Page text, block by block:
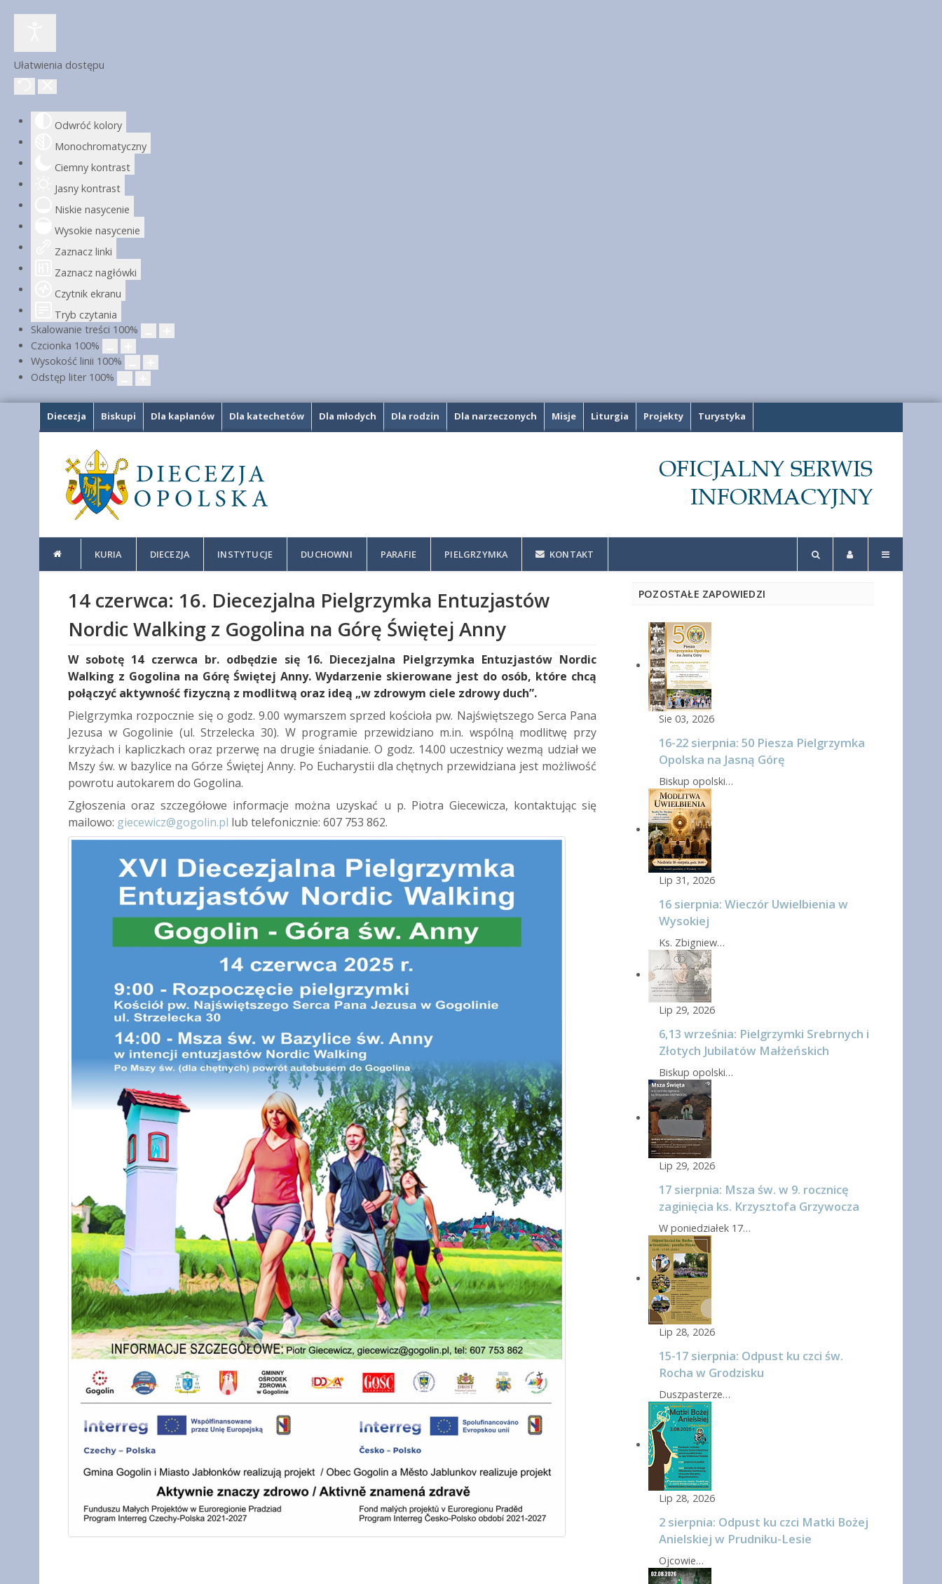
Ułatwienia dostępu
Odwróć kolory
Monochromatyczny
Ciemny kontrast
Jasny kontrast
Niskie nasycenie
Wysokie nasycenie
Zaznacz linki
Zaznacz nagłówki
Czytnik ekranu
Tryb czytania
Skalowanie treści 100%
Czcionka 100%
Wysokość linii 100%
Odstęp liter 100%
Diecezja Biskupi Dla kapłanów Dla katechetów Dla młodych Dla rodzin Dla narzeczonych Misje Liturgia Projekty Turystyka
KURIA DIECEZJA INSTYTUCJE DUCHOWNI PARAFIE PIELGRZYMKA KONTAKT
14 czerwca: 16. Diecezjalna Pielgrzymka Entuzjastów
Nordic Walking z Gogolina na Górę Świętej Anny
W sobotę 14 czerwca br. odbędzie się 16. Diecezjalna Pielgrzymka Entuzjastów Nordic
Walking z Gogolina na Górę Świętej Anny. Wydarzenie skierowane jest do osób, które chcą
połączyć aktywność fizyczną z modlitwą oraz ideą „w zdrowym ciele zdrowy duch”.
Pielgrzymka rozpocznie się o godz. 9.00 wymarszem sprzed kościoła pw. Najświętszego Serca Pana
Jezusa w Gogolinie (ul. Strzelecka 30). W programie przewidziano m.in. wspólną modlitwę przy
krzyżach i kapliczkach oraz przerwę na drugie śniadanie. O godz. 14.00 uczestnicy wezmą udział we
Mszy św. w bazylice na Górze Świętej Anny. Po Eucharystii dla chętnych przewidziana jest możliwość
powrotu autokarem do Gogolina.
Zgłoszenia oraz szczegółowe informacje można uzyskać u p. Piotra Giecewicza, kontaktując się
mailowo: giecewicz@gogolin.pl lub telefonicznie: 607 753 862.
POZOSTAŁE ZAPOWIEDZI
Sie 03, 2026
16-22 sierpnia: 50 Piesza Pielgrzymka
Opolska na Jasną Górę
Biskup opolski…
Lip 31, 2026
16 sierpnia: Wieczór Uwielbienia w
Wysokiej
Ks. Zbigniew…
Lip 29, 2026
6,13 września: Pielgrzymki Srebrnych i
Złotych Jubilatów Małżeńskich
Biskup opolski…
Lip 29, 2026
17 sierpnia: Msza św. w 9. rocznicę
zaginięcia ks. Krzysztofa Grzywocza
W poniedziałek 17…
Lip 28, 2026
15-17 sierpnia: Odpust ku czci św.
Rocha w Grodzisku
Duszpasterze…
Lip 28, 2026
2 sierpnia: Odpust ku czci Matki Bożej
Anielskiej w Prudniku-Lesie
Ojcowie…